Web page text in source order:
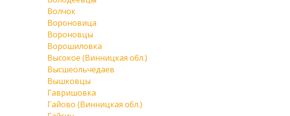
Волчок
Вороновица
Вороновцы
Ворошиловка
Высокое (Винницкая обл.)
Высшеольчедаев
Вышковцы
Гавришовка
Гайово (Винницкая обл.)